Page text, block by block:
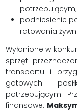
potrzebującym;
podniesienie
ratowania
Wyłonione w
sprzęt
transportu i
gotowych
potrzebującym.
finansowe.